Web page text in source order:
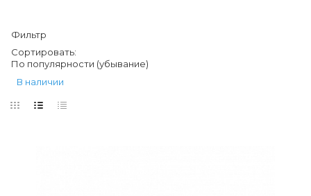
Фильтр
Сортировать:
По популярности (убывание)
В наличии